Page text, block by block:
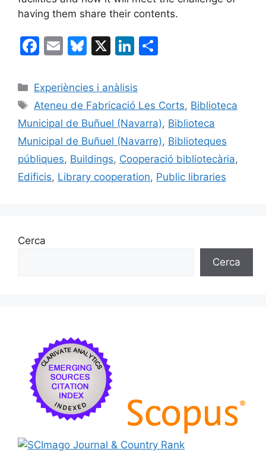
having them share their contents.
F
c
e
b
o
o
k
E
ai
l
Bl
e
s
k
y
X
Li
k
e
dI
n
p
ar
te
ix
Categories
Experiències i anàlisis
Etiquetes
Ateneu de Fabricació Les Corts, Biblioteca
Municipal de Buñuel (Navarra), Biblioteca
Municipal de Buñuel (Navarre), Biblioteques
públiques, Buildings, Cooperació bibliotecària,
Edificis, Library cooperation, Public libraries
Cerca
Cerca